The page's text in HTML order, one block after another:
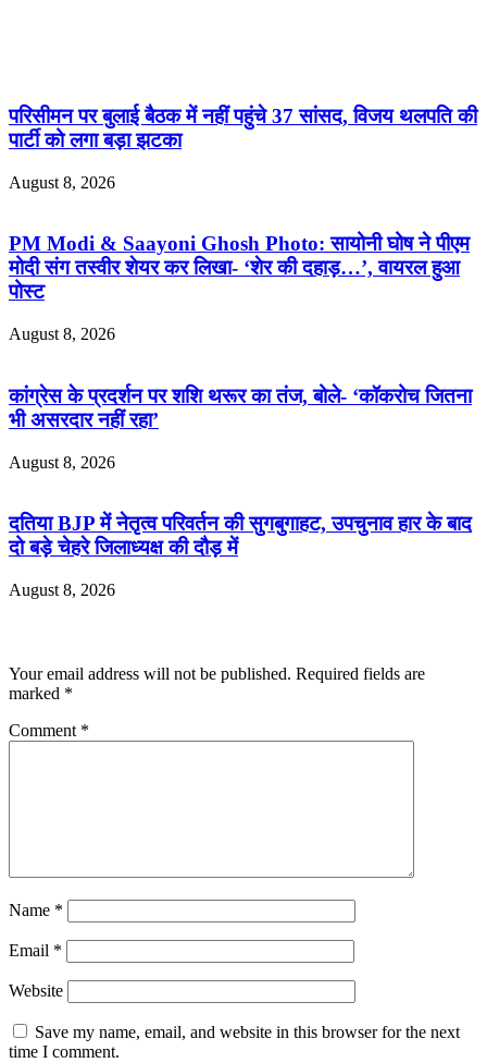
परिसीमन पर बुलाई बैठक में नहीं पहुंचे 37 सांसद, विजय थलपति की
पार्टी को लगा बड़ा झटका
August 8, 2026
PM Modi & Saayoni Ghosh Photo: सायोनी घोष ने पीएम
मोदी संग तस्वीर शेयर कर लिखा- ‘शेर की दहाड़…’, वायरल हुआ
पोस्ट
August 8, 2026
कांग्रेस के प्रदर्शन पर शशि थरूर का तंज, बोले- ‘कॉकरोच जितना
भी असरदार नहीं रहा’
August 8, 2026
दतिया BJP में नेतृत्व परिवर्तन की सुगबुगाहट, उपचुनाव हार के बाद
दो बड़े चेहरे जिलाध्यक्ष की दौड़ में
August 8, 2026
Your email address will not be published. Required fields are
marked *
Comment *
Name *
Email *
Website
Save my name, email, and website in this browser for the next
time I comment.